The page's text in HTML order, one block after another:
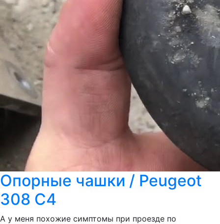
Опорные чашки / Peugeot
308 C4
А у меня похожие симптомы при проезде по